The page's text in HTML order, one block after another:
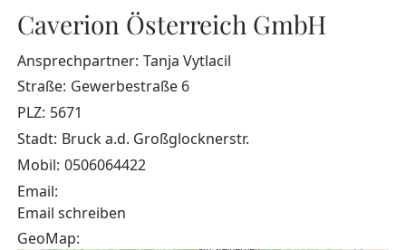
Caverion Österreich GmbH
Ansprechpartner: Tanja Vytlacil
Straße: Gewerbestraße 6
PLZ: 5671
Stadt: Bruck a.d. Großglocknerstr.
Mobil: 0506064422
Email:
Email schreiben
GeoMap: